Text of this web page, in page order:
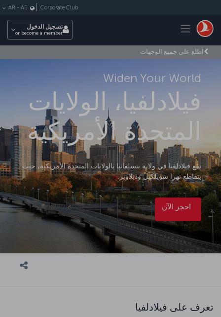
Toggle navigation
Corporate Club
AR - AE
تسجيل الدخول
or become a member
اطلع على جميع الوجهات
Widen Your World
فيلادلفيا، الولايات
المتحدة الأمريكية
تقع فيلادلفيا في ولاية بنسلفانيا بالولايات المتحدة الأمريكية، حيث
يتقاطع نهرا شويلكيل وديلاوير.
احجز الآن
تعرف على فيلادلفيا